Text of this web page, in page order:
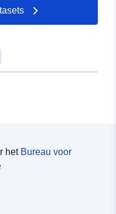
het Bureau voor